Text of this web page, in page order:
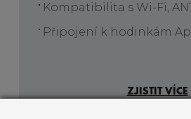
Kompatibilita s Wi-Fi,
Připojení k hodinkám
ZJISTIT VÍCE